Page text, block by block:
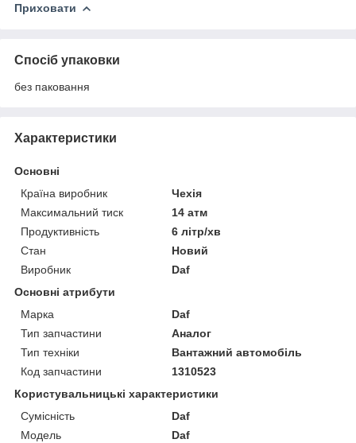
Приховати
Спосіб упаковки
без паковання
Характеристики
Основні
Країна виробник
Чехія
Максимальний тиск
14 атм
Продуктивність
6 літр/хв
Стан
Новий
Виробник
Daf
Основні атрибути
Марка
Daf
Тип запчастини
Аналог
Тип техніки
Вантажний автомобіль
Код запчастини
1310523
Користувальницькі характеристики
Сумісність
Daf
Мoдель
Daf